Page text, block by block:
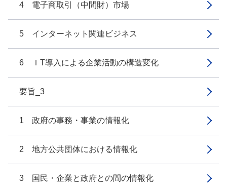
4 電子商取引（中間財）市場
5 インターネット関連ビジネス
6 ＩT導入による企業活動の構造変化
要旨_3
1 政府の事務・事業の情報化
2 地方公共団体における情報化
3 国民・企業と政府との間の情報化